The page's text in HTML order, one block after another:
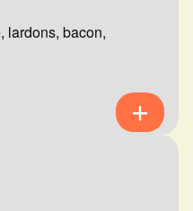
lardons, bacon,